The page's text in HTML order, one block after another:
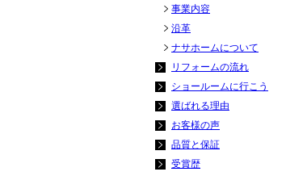
事業内容
沿革
ナサホームについて
リフォームの流れ
ショールームに行こう
選ばれる理由
お客様の声
品質と保証
受賞歴